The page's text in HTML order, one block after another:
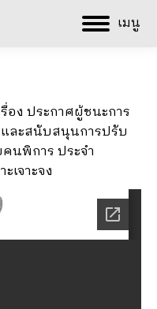
เมนู
อง ประกาศผู้ชนะการ
และสนับสนุนการปรับ
นพิการ ประจำ
เจาะจง